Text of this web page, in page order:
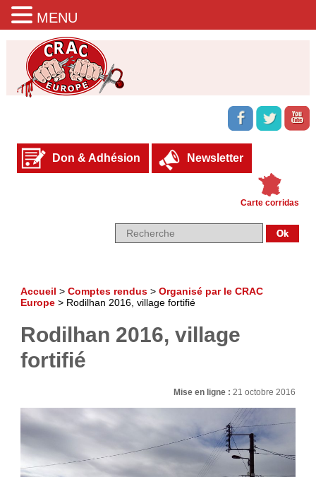
Don & Adhésion Newsletter
Carte corridas
Accueil > Comptes rendus> Organisé par le CRAC
Europe> Rodilhan 2016, village fortifié
Rodilhan 2016, village
fortifié
Mise en ligne :21 octobre 2016
MENU